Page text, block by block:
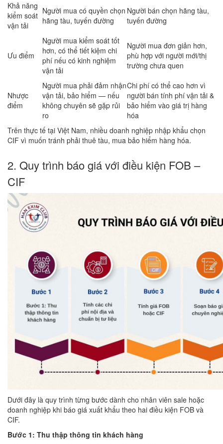
Khả năng
kiểm soát
vận tải
Người mua có quyền chọn
hãng tàu, tuyến đường
Người bán chọn hãng tàu,
tuyến đường
Ưu điểm
Người mua kiểm soát tốt
hơn, có thể tiết kiệm chi
phí nếu có kinh nghiệm
vận tải
Người mua đơn giản hơn,
phù hợp với người mới/thị
trường chưa quen
Nhược
điểm
Người mua phải đảm nhận
vận tải, bảo hiểm — nếu
không chuyên sẽ gặp rủi
ro
Chi phí có thể cao hơn vì
người bán tính phí vận tải &
bảo hiểm vào giá trị hàng
hóa
Trên thực tế tại Việt Nam, nhiều doanh nghiệp nhập khẩu chọn
CIF vì muốn tránh phải thuê tàu, mua bảo hiểm hàng hóa.
2. Quy trình báo giá với điều kiện FOB –
CIF
Dưới đây là quy trình từng bước dành cho nhân viên sale hoặc
doanh nghiệp khi báo giá xuất khẩu theo hai điều kiện FOB và
CIF.
Bước 1: Thu thập thông tin khách hàng